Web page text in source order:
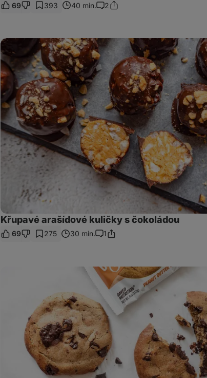
69 393 40 min.
Komentáře
2Sdílet
Křupavé
kuličky
s
čokoládou
Křupavé arašídové kuličky s čokoládou
69 275 30 min.
Komentáře
1Sdílet